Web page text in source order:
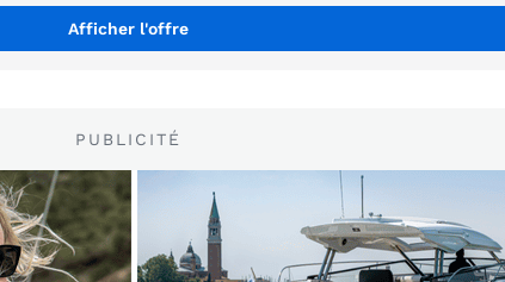
Afficher l'offre
PUBLICITÉ